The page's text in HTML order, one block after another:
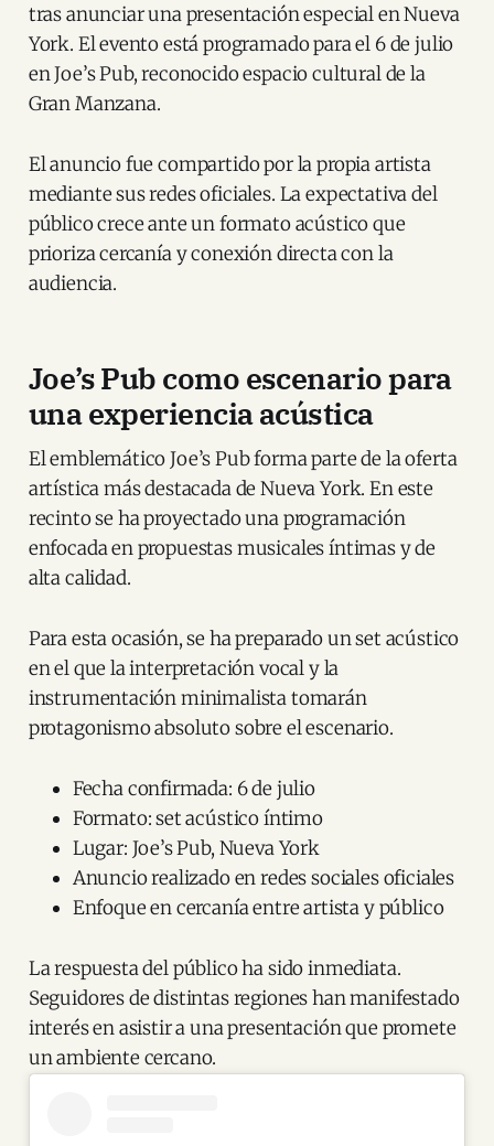
tras anunciar una presentación especial en Nueva
York. El evento está programado para el 6 de julio
en Joe’s Pub, reconocido espacio cultural de la
Gran Manzana.
El anuncio fue compartido por la propia artista
mediante sus redes oficiales. La expectativa del
público crece ante un formato acústico que
prioriza cercanía y conexión directa con la
audiencia.
Joe’s Pub como escenario para
una experiencia acústica
El emblemático Joe’s Pub forma parte de la oferta
artística más destacada de Nueva York. En este
recinto se ha proyectado una programación
enfocada en propuestas musicales íntimas y de
alta calidad.
Para esta ocasión, se ha preparado un set acústico
en el que la interpretación vocal y la
instrumentación minimalista tomarán
protagonismo absoluto sobre el escenario.
Fecha confirmada: 6 de julio
Formato: set acústico íntimo
Lugar: Joe’s Pub, Nueva York
Anuncio realizado en redes sociales oficiales
Enfoque en cercanía entre artista y público
La respuesta del público ha sido inmediata.
Seguidores de distintas regiones han manifestado
interés en asistir a una presentación que promete
un ambiente cercano.